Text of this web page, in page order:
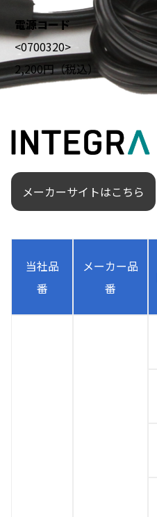
電源コード
<0700320>
2,200円（税込）
メーカーサイトはこちら
当社品
番
メーカー品
番